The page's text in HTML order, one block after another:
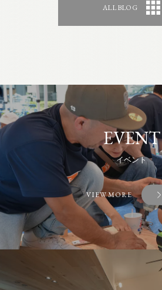
ALL BLOG
EVENT
イベント
VIEW MORE